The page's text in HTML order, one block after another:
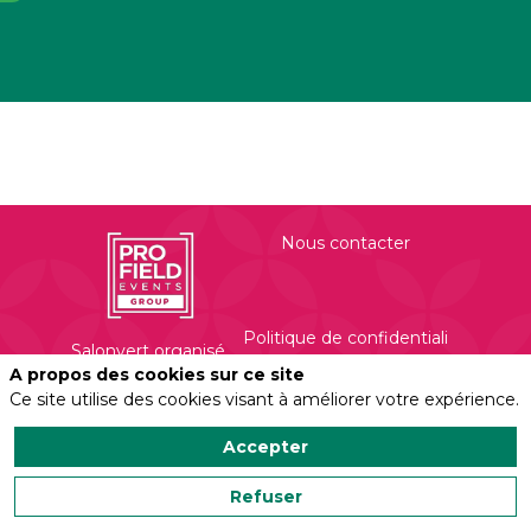
Salonvert organisé
par
Profield Events
Galois
Nous contacter
Politique de confidentialité
Mentions légales
A propos des cookies sur ce site
Ce site utilise des cookies visant à améliorer votre expérience.
Accepter
Refuser